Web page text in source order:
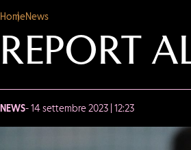
HomeNews
REPORT
NEWS- 14 settembre 2023 | 12:23